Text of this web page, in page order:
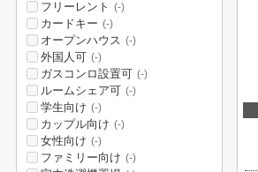
フリーレント (-)
カードキー (-)
オープンハウス (-)
外国人可 (-)
ガスコンロ設置可 (-)
ルームシェア可 (-)
学生向け (-)
カップル向け (-)
女性向け (-)
ファミリー向け (-)